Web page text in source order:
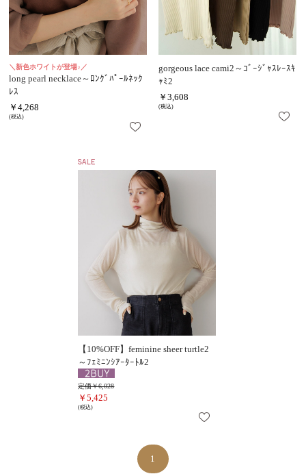
＼新色ホワイトが登場♪／
long pearl necklace～ﾛﾝｸﾞﾊﾟｰﾙﾈｯｸ
ﾚｽ
￥4,268
(税込)
gorgeous lace cami2～ｺﾞｰｼﾞｬｽﾚｰｽｷ
ｬﾐ2
￥3,608
(税込)
【10%OFF】feminine sheer turtle2
～ﾌｪﾐﾆﾝｼｱｰﾀｰﾄﾙ2
定価￥6,028
￥5,425
(税込)
1